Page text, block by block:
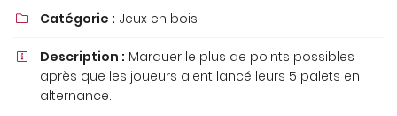
Adresse email de réception
 Catégorie : Jeux en bois
 Description : Marquer le plus de points possibles
après que les joueurs aient lancé leurs 5 palets en
alternance.